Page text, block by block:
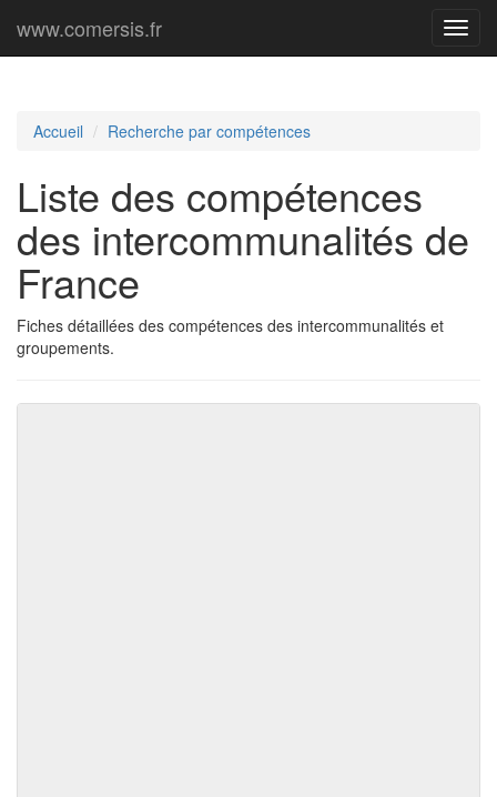
Menu
www.comersis.fr
Accueil Recherche par compétences
Liste des compétences
des intercommunalités de
France
Fiches détaillées des compétences des intercommunalités et
groupements.